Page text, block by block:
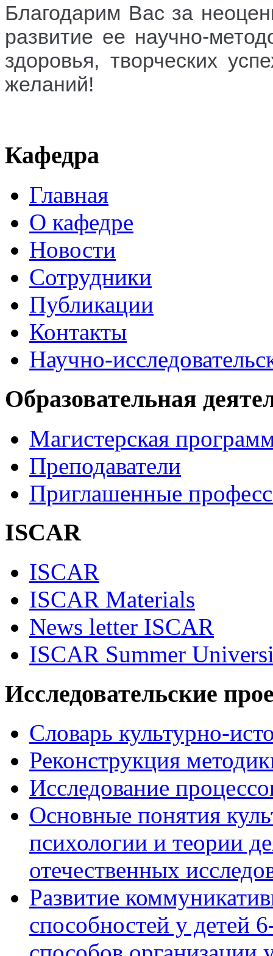
Благодарим Вас за
развитие ее научно-
здоровья, творческих
желаний!
Кафедра
Главная
О кафедре
Новости
Сотрудники
Публикации
Контакты
Научно-
Образовательная
Магистерская
Преподаватели
Приглашенные
ISCAR
ISCAR
ISCAR Materials
News letter ISCAR
ISCAR Summer
Исследовательские
Словарь культурно-
Реконструкция
Исследование
Основные понятия
психологии и теории
отечественных
Развитие
способностей у детей